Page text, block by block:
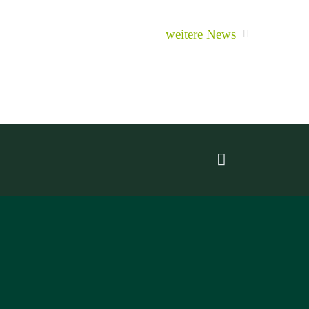
weitere News